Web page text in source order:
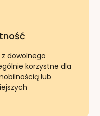
dowolnego
korzystne dla
lub